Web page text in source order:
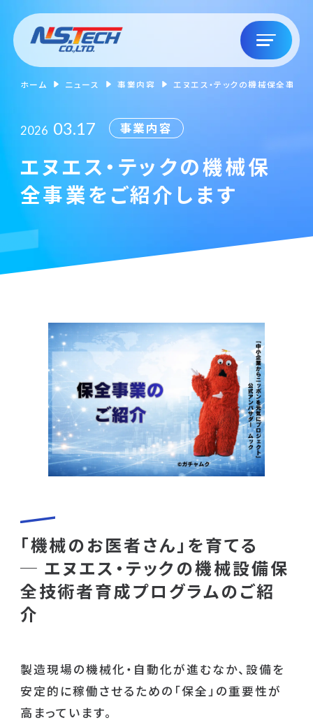
ホーム ニュース 事業内容 エヌエス・テックの機械保全事業
2026 03.17 事業内容
エヌエス・テックの機械保
全事業をご紹介します
「機械のお医者さん」を育てる
─ エヌエス・テックの機械設備保
全技術者育成プログラムのご紹
介
製造現場の機械化・自動化が進むなか、設備を
安定的に稼働させるための「保全」の重要性が
高まっています。